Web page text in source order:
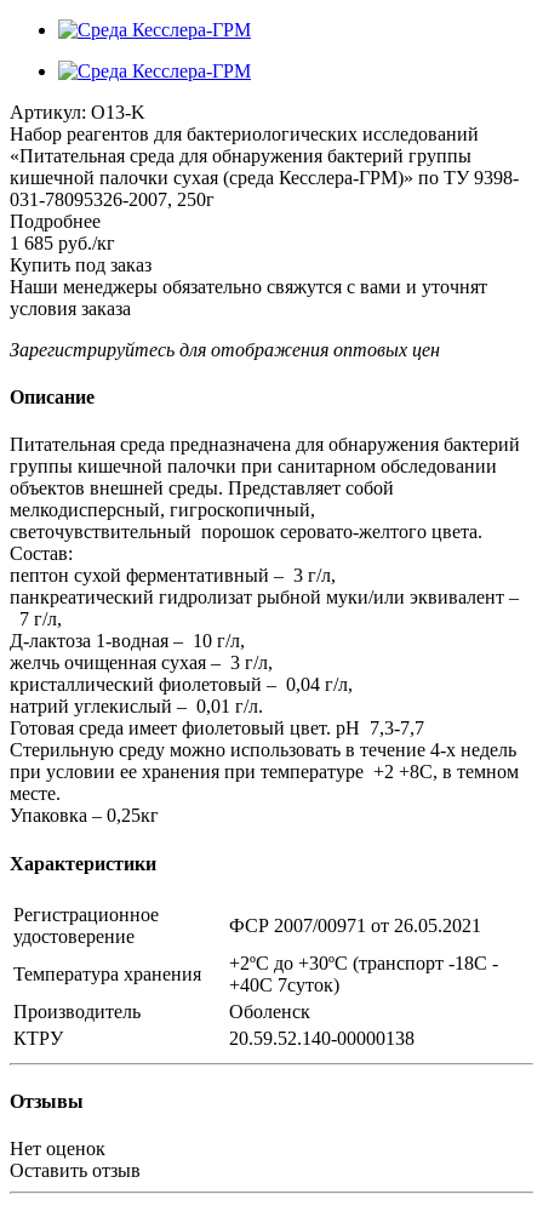
Артикул: О13-K
Набор реагентов для бактериологических исследований
«Питательная среда для обнаружения бактерий группы
кишечной палочки сухая (среда Кесслера-ГРМ)» по ТУ 9398-
031-78095326-2007, 250г
Подробнее
1 685 руб./кг
Купить под заказ
Наши менеджеры обязательно свяжутся с вами и уточнят
условия заказа
Зарегистрируйтесь для отображения оптовых цен
Описание
Питательная среда предназначена для обнаружения бактерий
группы кишечной палочки при санитарном обследовании
объектов внешней среды. Представляет собой
мелкодисперсный, гигроскопичный,
светочувствительный порошок серовато-желтого цвета.
Состав:
пептон сухой ферментативный – 3 г/л,
панкреатический гидролизат рыбной муки/или эквивалент –
7 г/л,
Д-лактоза 1-водная – 10 г/л,
желчь очищенная сухая – 3 г/л,
кристаллический фиолетовый – 0,04 г/л,
натрий углекислый – 0,01 г/л.
Готовая среда имеет фиолетовый цвет. рН 7,3-7,7
Стерильную среду можно использовать в течение 4-х недель
при условии ее хранения при температуре +2 +8C, в темном
месте.
Упаковка – 0,25кг
Характеристики
Регистрационное
удостоверение
ФСР 2007/00971 от 26.05.2021
Температура хранения
+2ºC до +30ºC (транспорт -18С -
+40С 7суток)
Производитель
Оболенск
КТРУ
20.59.52.140-00000138
Отзывы
Нет оценок
Оставить отзыв